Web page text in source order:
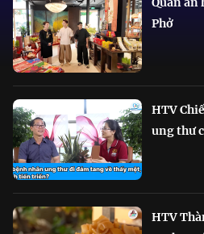
Phở
HTV
ung thư
HTV